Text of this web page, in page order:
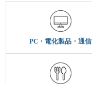
PC・電化製品・通信